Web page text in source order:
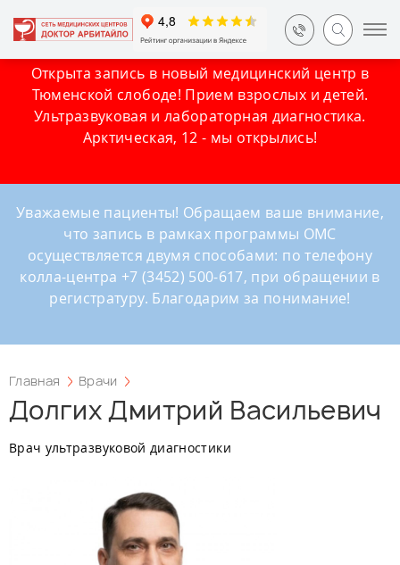
Открыта запись в новый медицинский центр в
Тюменской слободе! Прием взрослых и детей.
Ультразвуковая и лабораторная диагностика.
Арктическая, 12 - мы открылись!
Уважаемые пациенты! Обращаем ваше внимание,
что запись в рамках программы ОМС
осуществляется двумя способами: по телефону
колла-центра +7 (3452) 500-617, при обращении в
регистратуру. Благодарим за понимание!
Главная Врачи
Долгих Дмитрий Васильевич
Врач ультразвуковой диагностики